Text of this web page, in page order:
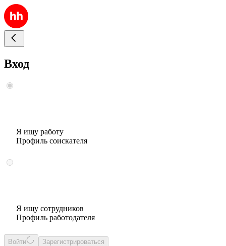
Вход
Я ищу работу
Профиль соискателя
Я ищу сотрудников
Профиль работодателя
Войти Зарегистрироваться